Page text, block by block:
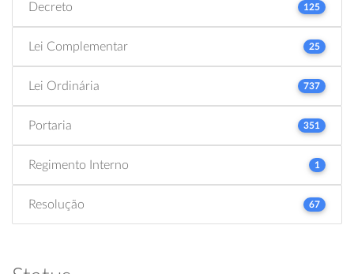
Decreto 125
Lei Complementar 25
Lei Ordinária 737
Portaria 351
Regimento Interno 1
Resolução 67